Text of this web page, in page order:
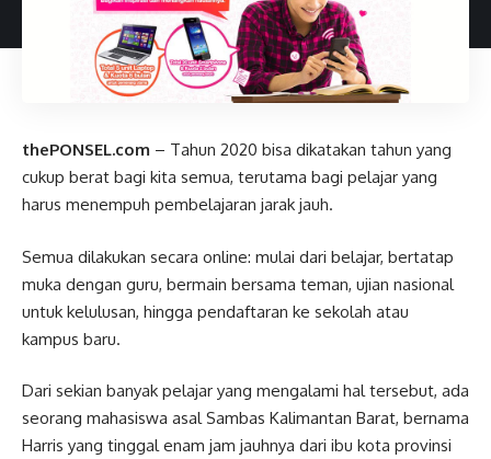
thePONSEL.com – Tahun 2020 bisa dikatakan tahun yang
cukup berat bagi kita semua, terutama bagi pelajar yang
harus menempuh pembelajaran jarak jauh.
Semua dilakukan secara online: mulai dari belajar, bertatap
muka dengan guru, bermain bersama teman, ujian nasional
untuk kelulusan, hingga pendaftaran ke sekolah atau
kampus baru.
Dari sekian banyak pelajar yang mengalami hal tersebut, ada
seorang mahasiswa asal Sambas Kalimantan Barat, bernama
Harris yang tinggal enam jam jauhnya dari ibu kota provinsi